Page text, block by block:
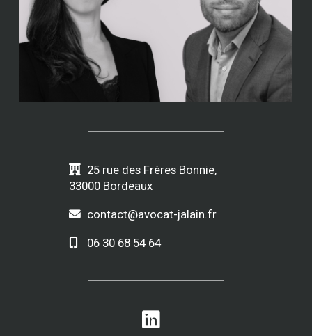
25 rue des Frères Bonnie,
33000 Bordeaux
contact@avocat-jalain.fr
06 30 68 54 64